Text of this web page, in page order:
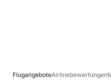
FlugangeboteAirlinebewertungen